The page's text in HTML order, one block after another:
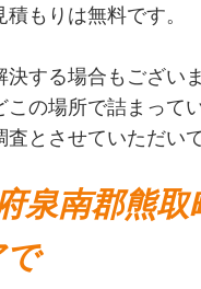
もりは無料です。
決する場合もござい
この場所で詰まって
査とさせていただい
泉南郡熊取
で